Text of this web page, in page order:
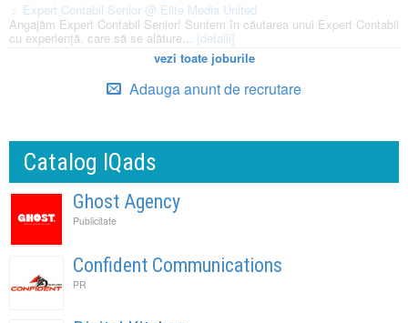
Expert Contabil Senior @ Elite Media United
Angajăm Expert Contabil Senior! Suntem în căutarea unui Expert Contabil
cu experiență, care să se alăture... [detalii]
vezi toate joburile
Adauga anunt de recrutare
Catalog IQads
Ghost Agency
Publicitate
Confident Communications
PR